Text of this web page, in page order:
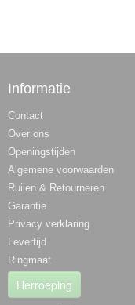
Informatie
Contact
Over ons
Openingstijden
Algemene voorwaarden
Ruilen & Retourneren
Garantie
Privacy verklaring
Levertijd
Ringmaat
Herroeping